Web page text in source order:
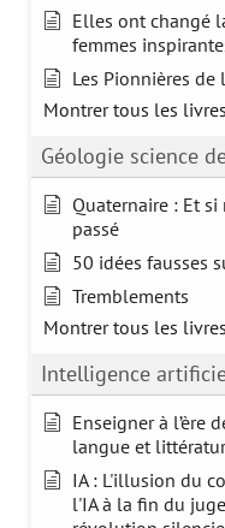
Elles ont changé
femmes
Les Pionnières de
Montrer tous les livres
Géologie science
Quaternaire : Et
passé
50 idées fausses
Tremblements
Montrer tous les livres
Intelligence
Enseigner à l’ère
langue et
IA : L'illusion du
l'IA à la fin du